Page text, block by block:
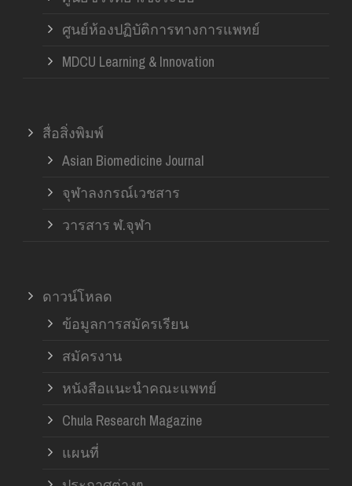
ศูนย์ห้องปฏิบัติการทางการแพทย์
MDCU Learning & Innovation
สื่อสิ่งพิมพ์
Asian Biomedicine Journal
จุฬาลงกรณ์เวชสาร
วารสาร ฬ.จุฬา
ดาวน์โหลด
ข้อมูลการสมัครเรียน
สมัครงาน
หนังสือแนะนำคณะแพทย์
Chula Research Magazine
แผนที่